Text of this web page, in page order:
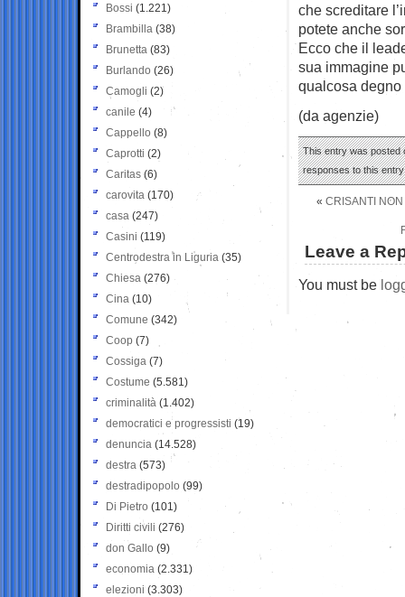
che screditare
potete anche
Ecco che il
sua immagine
qualcosa
(da agenzie)
This entry was posted
responses to this
« CRISANTI NON
Leave a
You must be
Bossi (1.221)
Brambilla (38)
Brunetta (83)
Burlando (26)
Camogli (2)
canile (4)
Cappello (8)
Caprotti (2)
Caritas (6)
carovita (170)
casa (247)
Casini (119)
Centrodestra in Liguria (35)
Chiesa (276)
Cina (10)
Comune (342)
Coop (7)
Cossiga (7)
Costume (5.581)
criminalità (1.402)
democratici e progressisti (19)
denuncia (14.528)
destra (573)
destradipopolo (99)
Di Pietro (101)
Diritti civili (276)
don Gallo (9)
economia (2.331)
elezioni (3.303)